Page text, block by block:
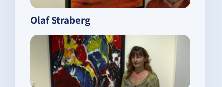
Olaf Straberg